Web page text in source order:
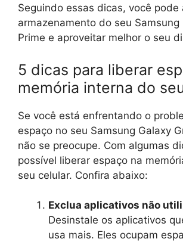
Seguindo essas dicas, você pode
armazenamento do seu Samsung
Prime e aproveitar melhor o seu
5 dicas para liberar
memória interna do
Se você está enfrentando o
espaço no seu Samsung Galaxy
não se preocupe. Com algumas
possível liberar espaço na
seu celular. Confira abaixo:
Exclua aplicativos não
Desinstale os aplicativos
usa mais. Eles ocupam